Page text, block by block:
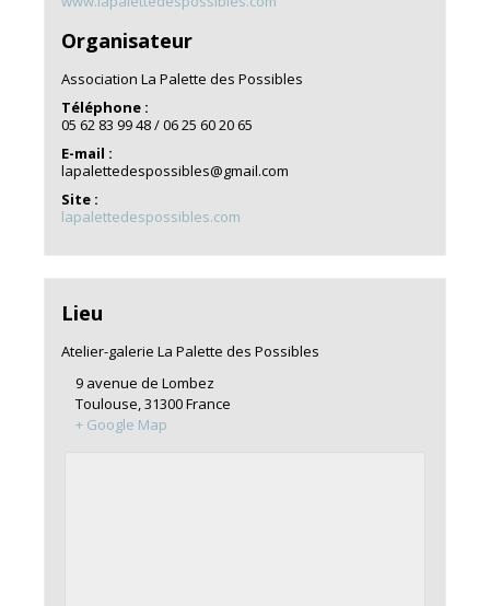
Organisateur
Association La Palette des Possibles
Téléphone :
05 62 83 99 48 / 06 25 60 20 65
E-mail :
lapalettedespossibles@gmail.com
Site :
lapalettedespossibles.com
Lieu
Atelier-galerie La Palette des Possibles
9 avenue de Lombez
Toulouse,31300France
+ Google Map